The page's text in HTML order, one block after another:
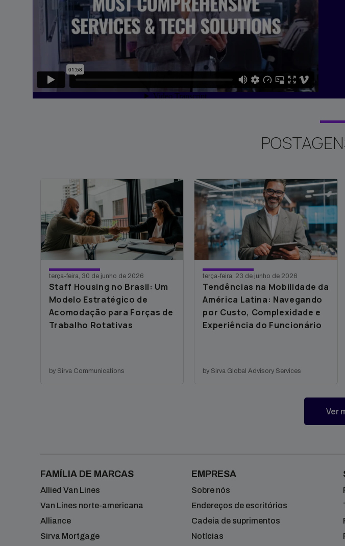
terça-feira, 30 de junho de 2026
Staff Housing no Brasil: Um
Modelo Estratégico de
Acomodação para Forças de
Trabalho Rotativas
by Sirva Communications
terça-feira, 23 de junho de 2026
Tendências na Mobilidade da
América Latina: Navegando
por Custo, Complexidade e
Experiência do Funcionário
by Sirva Global Advisory Services
Ver
FAMÍLIA DE MARCAS
Allied Van Lines
Van Lines norte-americana
Alliance
Sirva Mortgage
EMPRESA
Sobre nós
Endereços de escritórios
Cadeia de suprimentos
Notícias